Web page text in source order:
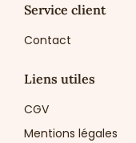
Service client
Contact
Liens utiles
CGV
Mentions légales